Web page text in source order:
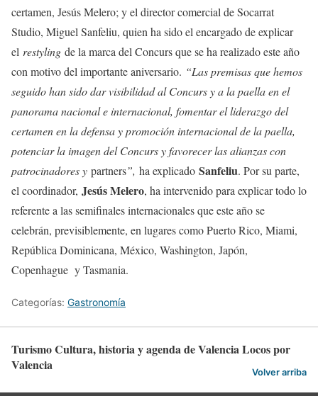
certamen, Jesús Melero; y el director comercial de Socarrat
Studio, Miguel Sanfeliu, quien ha sido el encargado de explicar
el restyling de la marca del Concurs que se ha realizado este año
con motivo del importante aniversario. “Las premisas que hemos
seguido han sido dar visibilidad al Concurs y a la paella en el
panorama nacional e internacional, fomentar el liderazgo del
certamen en la defensa y promoción internacional de la paella,
potenciar la imagen del Concurs y favorecer las alianzas con
patrocinadores y partners”, ha explicado Sanfeliu. Por su parte,
el coordinador, Jesús Melero, ha intervenido para explicar todo lo
referente a las semifinales internacionales que este año se
celebrán, previsiblemente, en lugares como Puerto Rico, Miami,
República Dominicana, México, Washington, Japón,
Copenhague y Tasmania.
Categorías: Gastronomía
Turismo Cultura, historia y agenda de Valencia Locos por
Valencia
Volver arriba